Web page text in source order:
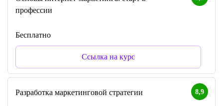
профессии
Бесплатно
Ссылка на курс
8,9
Разработка маркетинговой стратегии